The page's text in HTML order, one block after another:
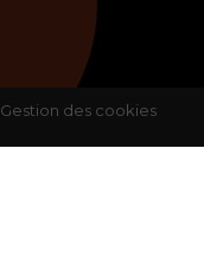
Gestion des cookies